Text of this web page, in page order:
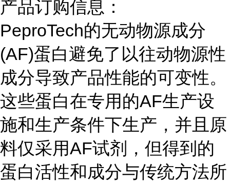
产品订购信息：
PeproTech的无动物源成分
(AF)蛋白避免了以往动物源性
成分导致产品性能的可变性。
这些蛋白在专用的AF生产设
施和生产条件下生产，并且原
料仅采用AF试剂，但得到的
蛋白活性和成分与传统方法所